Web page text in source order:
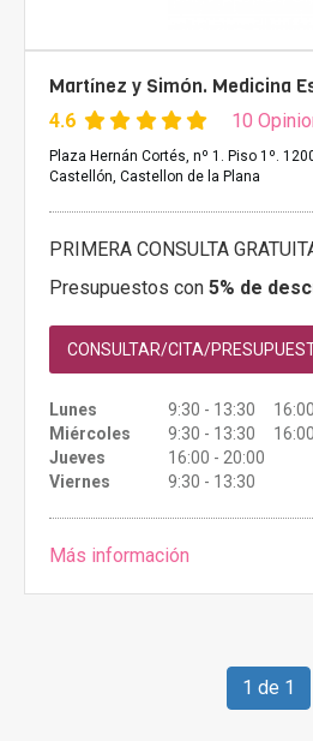
Martínez y Simón. Medicina
4.6 10
Plaza Hernán Cortés, nº 1. Piso 1º.
Castellón, Castellon de la Plana
PRIMERA CONSULTA
Presupuestos con 5% de
CONSULTAR/CITA/
Lunes
9:30 - 13:30
Miércoles
9:30 - 13:30
Jueves
16:00 - 20:00
Viernes
9:30 - 13:30
Más información
1 de 1